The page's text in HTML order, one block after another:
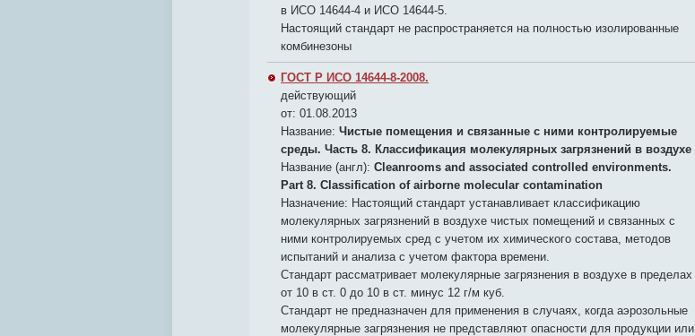
в ИСО 14644-4 и ИСО 14644-5.
Настоящий стандарт не распространяется на полностью изолированные
комбинезоны
ГОСТ Р ИСО 14644-8-2008.
действующий
от: 01.08.2013
Название: Чистые помещения и связанные с ними контролируемые
среды. Часть 8. Классификация молекулярных загрязнений в воздухе
Название (англ): Cleanrooms and associated controlled environments.
Part 8. Classification of airborne molecular contamination
Назначение: Настоящий стандарт устанавливает классификацию
молекулярных загрязнений в воздухе чистых помещений и связанных с
ними контролируемых сред с учетом их химического состава, методов
испытаний и анализа с учетом фактора времени.
Стандарт рассматривает молекулярные загрязнения в воздухе в пределах
от 10 в ст. 0 до 10 в ст. минус 12 г/м куб.
Стандарт не предназначен для применения в случаях, когда аэрозольные
молекулярные загрязнения не представляют опасности для продукции или